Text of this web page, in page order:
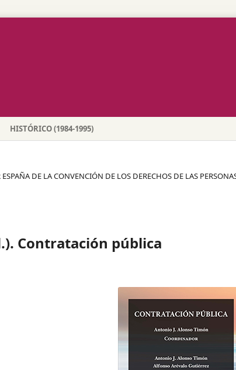
HISTÓRICO (1984-1995)
DE LA CONVENCIÓN DE LOS DERECHOS DE LAS
Contratación pública